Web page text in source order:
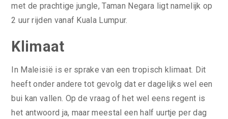
met de prachtige jungle, Taman Negara ligt namelijk op
2 uur rijden vanaf Kuala Lumpur.
Klimaat
In Maleisië is er sprake van een tropisch klimaat. Dit
heeft onder andere tot gevolg dat er dagelijks wel een
bui kan vallen. Op de vraag of het wel eens regent is
het antwoord ja, maar meestal een half uurtje per dag